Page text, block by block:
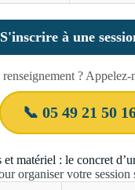
S'inscrire à une
? Appelez-
📞 05 49 21 50
matériel : le concret
organiser votre session